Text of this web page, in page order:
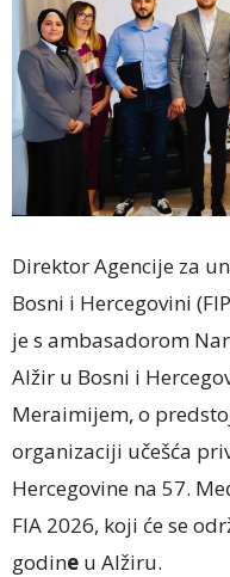
Direktor Agencije za
Bosni i Hercegovini
je s ambasadorom
Alžir u Bosni i
Meraimijem, o
organizaciji učešća
Hercegovine na 57.
FIA 2026, koji će se
godine u Alžiru.